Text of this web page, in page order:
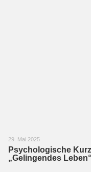
29. Mai 2025
Psychologische
„Gelingendes